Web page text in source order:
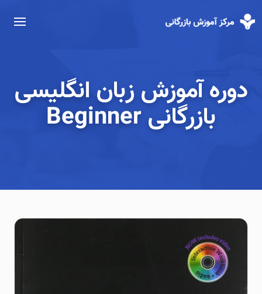
دوره آموزش زبان انگلیسی
بازرگانی Beginner